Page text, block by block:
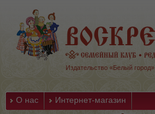
Издательство «Белый город»
О нас Интернет-магазин